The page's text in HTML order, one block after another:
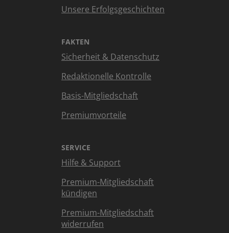
Unsere Erfolgsgeschichten
FAKTEN
Sicherheit & Datenschutz
Redaktionelle Kontrolle
Basis-Mitgliedschaft
Premiumvorteile
SERVICE
Hilfe & Support
Premium-Mitgliedschaft
kündigen
Premium-Mitgliedschaft
widerrufen